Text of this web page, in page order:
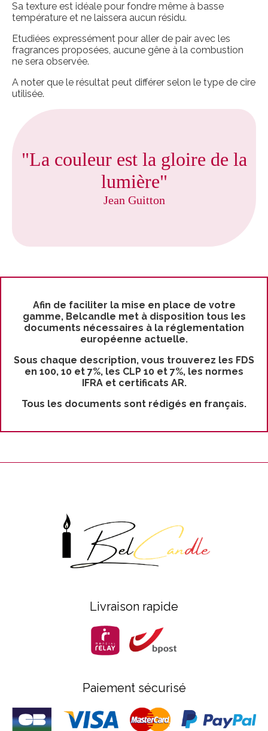
Sa texture est idéale pour fondre même à basse
température et ne laissera aucun résidu.
Etudiées expressément pour aller de pair avec les
fragrances proposées, aucune gêne à la combustion
ne sera observée.
A noter que le résultat peut différer selon le type de cire
utilisée.
"La couleur est la gloire de la
lumière"
Jean Guitton
Afin de faciliter la mise en place de votre
gamme, Belcandle met à disposition tous les
documents nécessaires à la réglementation
européenne actuelle.
Sous chaque description, vous trouverez les FDS
en 100, 10 et 7%, les CLP 10 et 7%, les normes
IFRA et certificats AR.
Tous les documents sont rédigés en français.
Livraison rapide
Paiement sécurisé